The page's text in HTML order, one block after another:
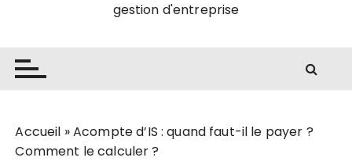
gestion d'entreprise
Accueil »Acompte d’IS : quand faut-il le payer ?
Comment le calculer ?